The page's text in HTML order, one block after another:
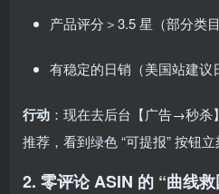
产品评分＞3.5 星（部分类
有稳定的日销（美国站建议
行动 ：现在去后台【广告→秒
推荐，看到绿色 “可提报” 按钮
2. 零评论 ASIN 的 “曲线